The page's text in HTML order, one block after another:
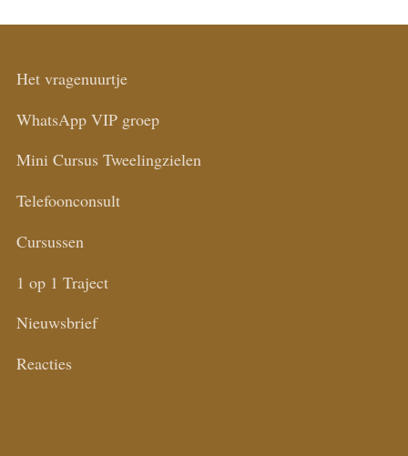
Het vragenuurtje
WhatsApp VIP groep
Mini Cursus Tweelingzielen
Telefoonconsult
Cursussen
1 op 1 Traject
Nieuwsbrief
Reacties